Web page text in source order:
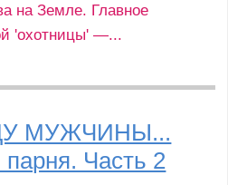
на Земле. Главное
'охотницы' —...
МУЖЧИНЫ...
парня. Часть 2